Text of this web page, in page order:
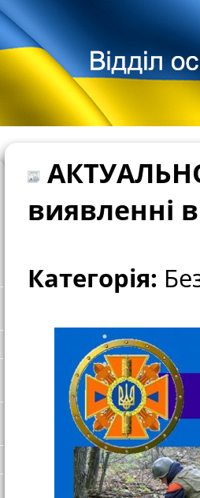
виявленні
Категорія: